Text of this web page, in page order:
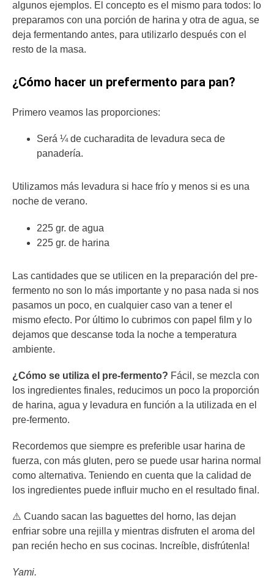
algunos ejemplos. El concepto es el mismo para todos: lo
preparamos con una porción de harina y otra de agua, se
deja fermentando antes, para utilizarlo después con el
resto de la masa.
¿Cómo hacer un prefermento para pan?
Primero veamos las proporciones:
Será ¼ de cucharadita de levadura seca de
panadería.
Utilizamos más levadura si hace frío y menos si es una
noche de verano.
225 gr. de agua
225 gr. de harina
Las cantidades que se utilicen en la preparación del pre-
fermento no son lo más importante y no pasa nada si nos
pasamos un poco, en cualquier caso van a tener el
mismo efecto. Por último lo cubrimos con papel film y lo
dejamos que descanse toda la noche a temperatura
ambiente.
¿Cómo se utiliza el pre-fermento? Fácil, se mezcla con
los ingredientes finales, reducimos un poco la proporción
de harina, agua y levadura en función a la utilizada en el
pre-fermento.
Recordemos que siempre es preferible usar harina de
fuerza, con más gluten, pero se puede usar harina normal
como alternativa. Teniendo en cuenta que la calidad de
los ingredientes puede influir mucho en el resultado final.
⚠️ Cuando sacan las baguettes del horno, las dejan
enfriar sobre una rejilla y mientras disfruten el aroma del
pan recién hecho en sus cocinas. Increíble, disfrútenla!
Yami.